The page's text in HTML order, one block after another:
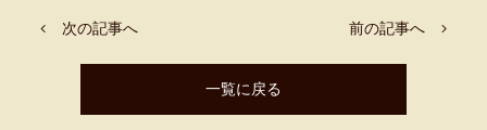
前の記事へ
次の記事へ
一覧に戻る